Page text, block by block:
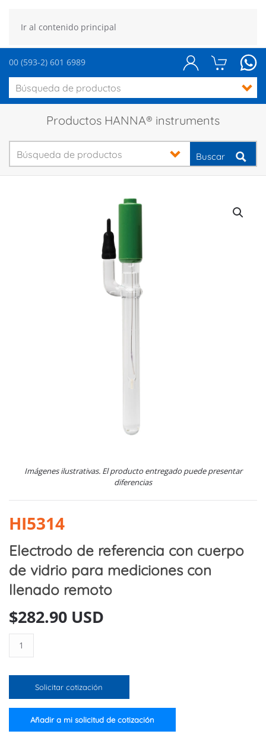
Ir al contenido principal
00 (593-2) 601 6989
Productos HANNA® instruments
Buscar
Imágenes ilustrativas. El producto entregado puede presentar
diferencias
HI5314
Electrodo de referencia con cuerpo
de vidrio para mediciones con
llenado remoto
$282.90 USD
con
cuerpo
para
Solicitar cotización
Añadir a mi solicitud de cotización